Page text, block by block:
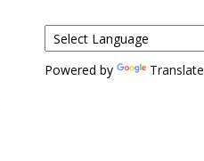
Powered by Translate